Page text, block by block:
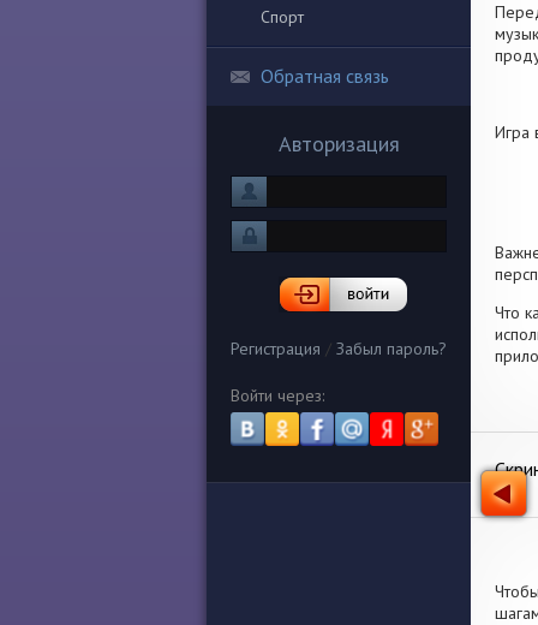
Спорт
Обратная связь
Авторизация
Регистрация / Забыл пароль?
Войти через:
Игра
Что